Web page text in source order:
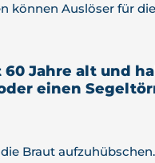
können Auslöser für
Jahre alt und
einen
Braut